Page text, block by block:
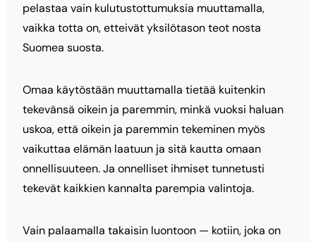
pelastaa vain kulutustottumuksia muuttamalla,
vaikka totta on, etteivät yksilötason teot nosta
Suomea suosta.
Omaa käytöstään muuttamalla tietää kuitenkin
tekevänsä oikein ja paremmin, minkä vuoksi haluan
uskoa, että oikein ja paremmin tekeminen myös
vaikuttaa elämän laatuun ja sitä kautta omaan
onnellisuuteen. Ja onnelliset ihmiset tunnetusti
tekevät kaikkien kannalta parempia valintoja.
Vain palaamalla takaisin luontoon — kotiin, joka on